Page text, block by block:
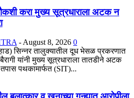
करा मुख्य सूत्रधाराला अटक न
- August 8, 2026 0
सिन्नर तालुक्यातील दूध भेसळ प्रकरणात
यांनी मुख्य सूत्रधाराला तातडीने अटक
पथकामार्फत (SIT)...